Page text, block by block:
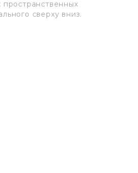
сверху вниз.